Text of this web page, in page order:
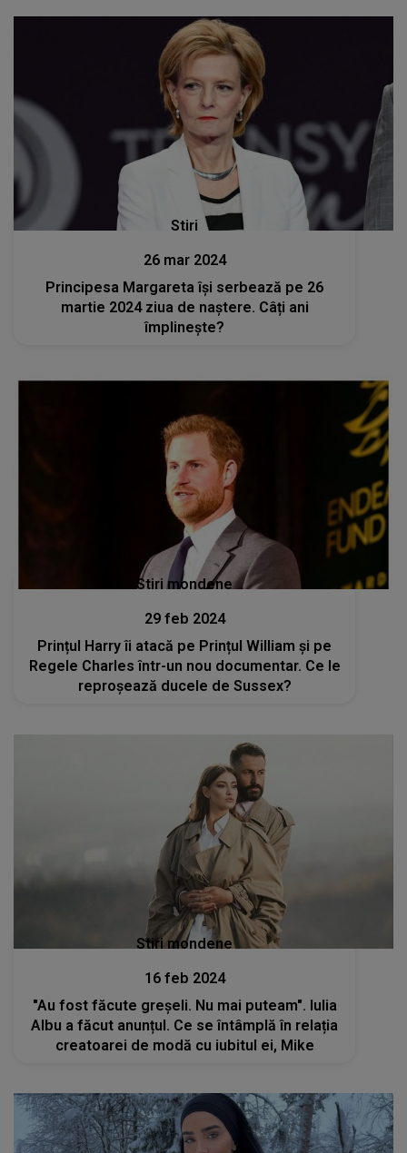
Stiri
26 mar 2024
Principesa Margareta își serbează pe 26
martie 2024 ziua de naștere. Câți ani
împlinește?
Stiri mondene
29 feb 2024
Prințul Harry îi atacă pe Prințul William și pe
Regele Charles într-un nou documentar. Ce le
reproșează ducele de Sussex?
Stiri mondene
16 feb 2024
"Au fost făcute greșeli. Nu mai puteam". Iulia
Albu a făcut anunțul. Ce se întâmplă în relația
creatoarei de modă cu iubitul ei, Mike